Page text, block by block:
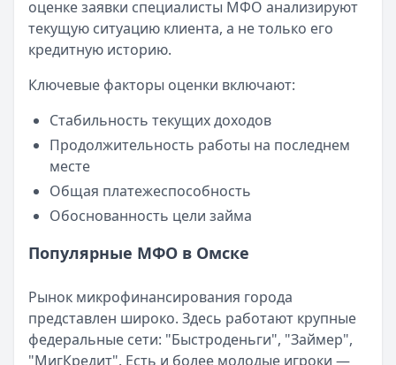
Опубликовано:23 ноября 2025 г.
Категория:МФО
Читать новость
Все новости
оценке заявки специалисты МФО анализируют
текущую ситуацию клиента, а не только его
кредитную историю.
Ключевые факторы оценки включают:
Стабильность текущих доходов
Продолжительность работы на последнем
месте
Общая платежеспособность
Обоснованность цели займа
Популярные МФО в Омске
Рынок микрофинансирования города
представлен широко. Здесь работают крупные
федеральные сети: "Быстроденьги", "Займер",
"МигКредит". Есть и более молодые игроки —